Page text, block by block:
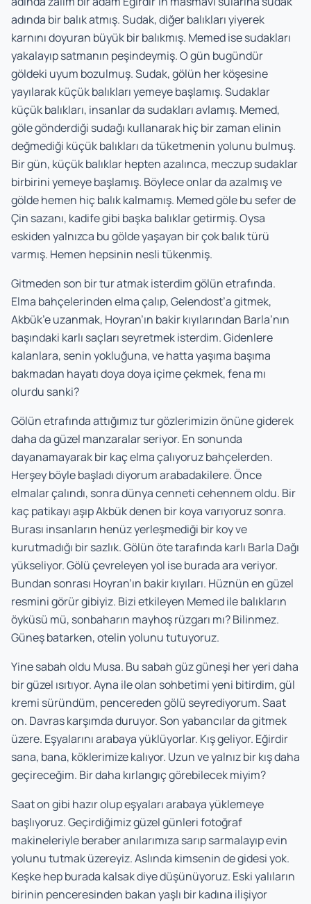
adında bir balık atmış. Sudak, diğer balıkları yiyerek
karnını doyuran büyük bir balıkmış. Memed ise sudakları
yakalayıp satmanın peşindeymiş. O gün bugündür
göldeki uyum bozulmuş. Sudak, gölün her köşesine
yayılarak küçük balıkları yemeye başlamış. Sudaklar
küçük balıkları, insanlar da sudakları avlamış. Memed,
göle gönderdiği sudağı kullanarak hiç bir zaman elinin
değmediği küçük balıkları da tüketmenin yolunu bulmuş.
Bir gün, küçük balıklar hepten azalınca, meczup sudaklar
birbirini yemeye başlamış. Böylece onlar da azalmış ve
gölde hemen hiç balık kalmamış. Memed göle bu sefer de
Çin sazanı, kadife gibi başka balıklar getirmiş. Oysa
eskiden yalnızca bu gölde yaşayan bir çok balık türü
varmış. Hemen hepsinin nesli tükenmiş.
Gitmeden son bir tur atmak isterdim gölün etrafında.
Elma bahçelerinden elma çalıp, Gelendost’a gitmek,
Akbük’e uzanmak, Hoyran’ın bakir kıyılarından Barla’nın
başındaki karlı saçları seyretmek isterdim. Gidenlere
kalanlara, senin yokluğuna, ve hatta yaşıma başıma
bakmadan hayatı doya doya içime çekmek, fena mı
olurdu sanki?
Gölün etrafında attığımız tur gözlerimizin önüne giderek
daha da güzel manzaralar seriyor. En sonunda
dayanamayarak bir kaç elma çalıyoruz bahçelerden.
Herşey böyle başladı diyorum arabadakilere. Önce
elmalar çalındı, sonra dünya cenneti cehennem oldu. Bir
kaç patikayı aşıp Akbük denen bir koya varıyoruz sonra.
Burası insanların henüz yerleşmediği bir koy ve
kurutmadığı bir sazlık. Gölün öte tarafında karlı Barla Dağı
yükseliyor. Gölü çevreleyen yol ise burada ara veriyor.
Bundan sonrası Hoyran’ın bakir kıyıları. Hüznün en güzel
resmini görür gibiyiz. Bizi etkileyen Memed ile balıkların
öyküsü mü, sonbaharın mayhoş rüzgarı mı? Bilinmez.
Güneş batarken, otelin yolunu tutuyoruz.
Yine sabah oldu Musa. Bu sabah güz güneşi her yeri daha
bir güzel ısıtıyor. Ayna ile olan sohbetimi yeni bitirdim, gül
kremi süründüm, pencereden gölü seyrediyorum. Saat
on. Davras karşımda duruyor. Son yabancılar da gitmek
üzere. Eşyalarını arabaya yüklüyorlar. Kış geliyor. Eğirdir
sana, bana, köklerimize kalıyor. Uzun ve yalnız bir kış daha
geçireceğim. Bir daha kırlangıç görebilecek miyim?
Saat on gibi hazır olup eşyaları arabaya yüklemeye
başlıyoruz. Geçirdiğimiz güzel günleri fotoğraf
makineleriyle beraber anılarımıza sarıp sarmalayıp evin
yolunu tutmak üzereyiz. Aslında kimsenin de gidesi yok.
Keşke hep burada kalsak diye düşünüyoruz. Eski yalıların
birinin penceresinden bakan yaşlı bir kadına ilişiyor